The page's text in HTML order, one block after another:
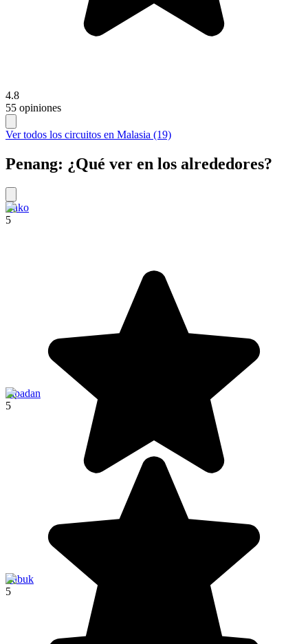
4.8
55 opiniones
Ver todos los circuitos en Malasia (19)
Penang: ¿Qué ver en los alrededores?
Bako
5
Sipadan
5
Labuk
5